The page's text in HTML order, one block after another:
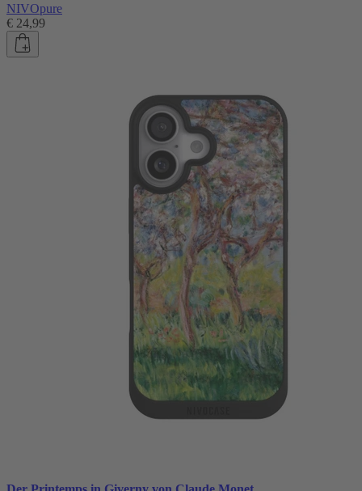
NIVOpure
€ 24,99